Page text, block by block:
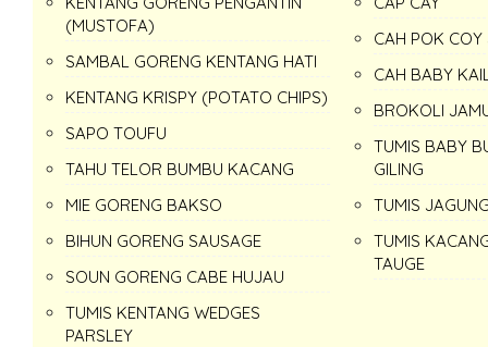
(MUSTOFA)
SAMBAL GORENG KENTANG HATI
KENTANG KRISPY (POTATO CHIPS)
SAPO TOUFU
TAHU TELOR BUMBU KACANG
MIE GORENG BAKSO
BIHUN GORENG SAUSAGE
SOUN GORENG CABE HUJAU
TUMIS KENTANG WEDGES
PARSLEY
CAH POK
CAH BABY
BROKOLI
TUMIS BABY
GILING
TUMIS
TUMIS
TAUGE